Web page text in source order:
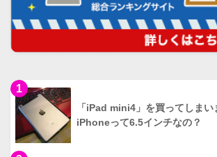
1
「iPad mini4」を買ってしま
iPhoneって6.5インチなの？